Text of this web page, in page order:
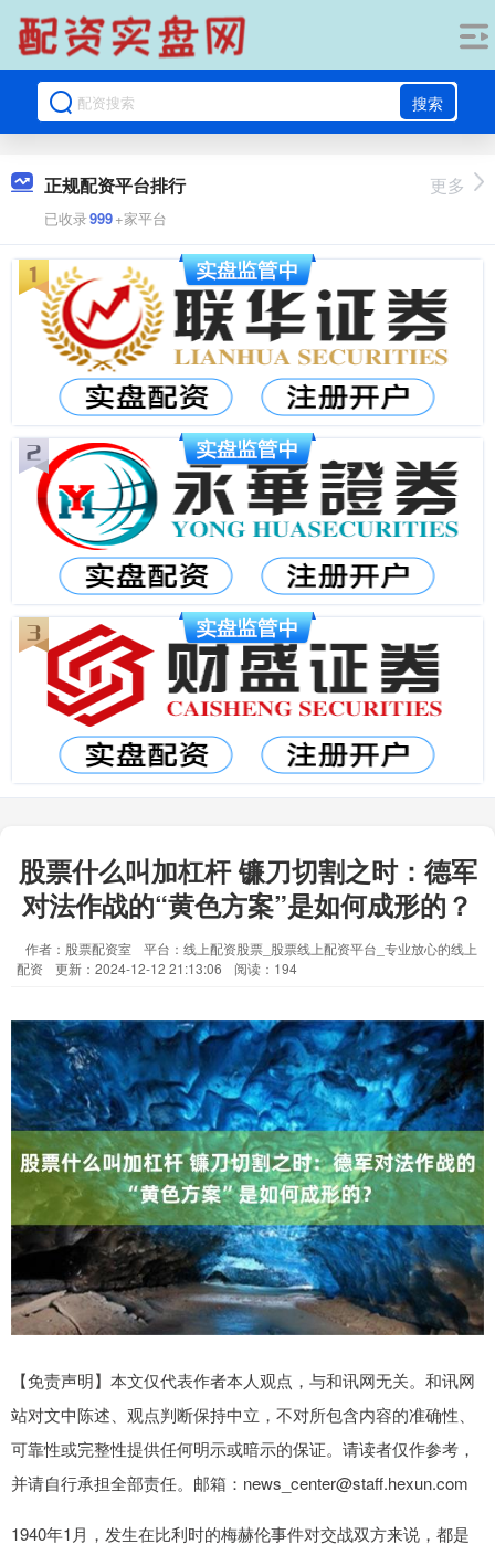
搜索
正规配资平台排行
已收录999+家平台
更多
股票什么叫加杠杆 镰刀切割之时：德军
对法作战的“黄色方案”是如何成形的？
作者：股票配资室
平台：线上配资股票_股票线上配资平台_专业放心的线上
配资
更新：2024-12-12 21:13:06 阅读：194
【免责声明】本文仅代表作者本人观点，与和讯网无关。和讯网
站对文中陈述、观点判断保持中立，不对所包含内容的准确性、
可靠性或完整性提供任何明示或暗示的保证。请读者仅作参考，
并请自行承担全部责任。邮箱：news_center@staff.hexun.com
1940年1月，发生在比利时的梅赫伦事件对交战双方来说，都是